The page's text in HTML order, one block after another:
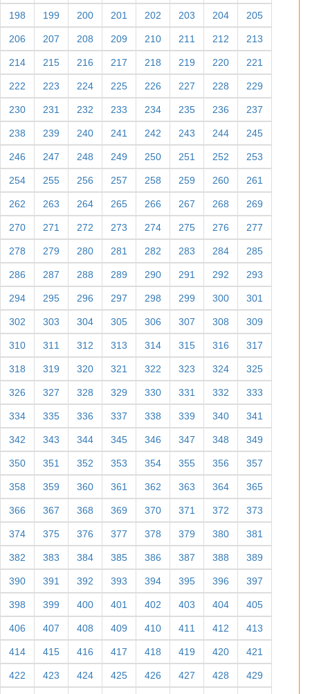
198 199 200 201 202 203 204 205
206 207 208 209 210 211 212 213
214 215 216 217 218 219 220 221
222 223 224 225 226 227 228 229
230 231 232 233 234 235 236 237
238 239 240 241 242 243 244 245
246 247 248 249 250 251 252 253
254 255 256 257 258 259 260 261
262 263 264 265 266 267 268 269
270 271 272 273 274 275 276 277
278 279 280 281 282 283 284 285
286 287 288 289 290 291 292 293
294 295 296 297 298 299 300 301
302 303 304 305 306 307 308 309
310 311 312 313 314 315 316 317
318 319 320 321 322 323 324 325
326 327 328 329 330 331 332 333
334 335 336 337 338 339 340 341
342 343 344 345 346 347 348 349
350 351 352 353 354 355 356 357
358 359 360 361 362 363 364 365
366 367 368 369 370 371 372 373
374 375 376 377 378 379 380 381
382 383 384 385 386 387 388 389
390 391 392 393 394 395 396 397
398 399 400 401 402 403 404 405
406 407 408 409 410 411 412 413
414 415 416 417 418 419 420 421
422 423 424 425 426 427 428 429